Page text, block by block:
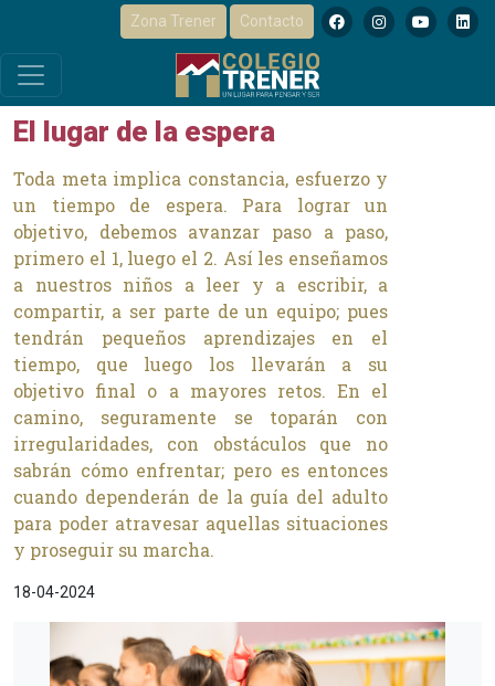
Zona Trener Contacto
El lugar de la espera
El lugar de la espera
Toda meta implica constancia, esfuerzo y
un tiempo de espera. Para lograr un
objetivo, debemos avanzar paso a paso,
primero el 1, luego el 2. Así les enseñamos
a nuestros niños a leer y a escribir, a
compartir, a ser parte de un equipo; pues
tendrán pequeños aprendizajes en el
tiempo, que luego los llevarán a su
objetivo final o a mayores retos. En el
camino, seguramente se toparán con
irregularidades, con obstáculos que no
sabrán cómo enfrentar; pero es entonces
cuando dependerán de la guía del adulto
para poder atravesar aquellas situaciones
y proseguir su marcha.
18-04-2024